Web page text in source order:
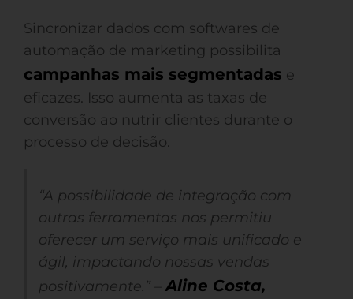
Sincronizar dados com softwares de
automação de marketing possibilita
campanhas mais segmentadas e
eficazes. Isso aumenta as taxas de
conversão ao nutrir clientes durante o
processo de decisão.
“A possibilidade de integração com
outras ferramentas nos permitiu
oferecer um serviço mais unificado e
ágil, impactando nossas vendas
positivamente.” –Aline Costa,